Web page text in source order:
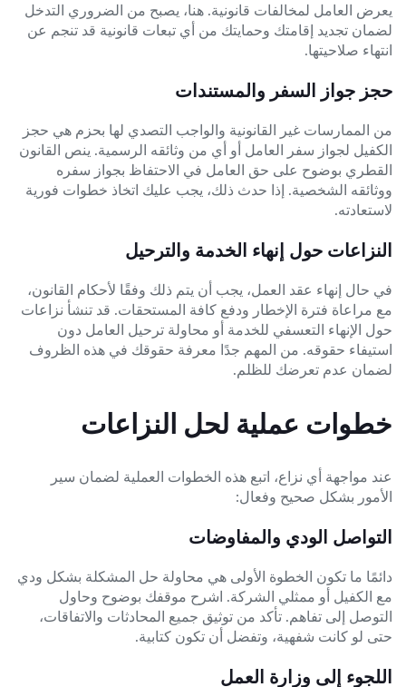
يعرض العامل لمخالفات قانونية. هنا، يصبح من الضروري التدخل
لضمان تجديد إقامتك وحمايتك من أي تبعات قانونية قد تنجم عن
انتهاء صلاحيتها.
حجز جواز السفر والمستندات
من الممارسات غير القانونية والواجب التصدي لها بحزم هي حجز
الكفيل لجواز سفر العامل أو أي من وثائقه الرسمية. ينص القانون
القطري بوضوح على حق العامل في الاحتفاظ بجواز سفره
ووثائقه الشخصية. إذا حدث ذلك، يجب عليك اتخاذ خطوات فورية
لاستعادته.
النزاعات حول إنهاء الخدمة والترحيل
في حال إنهاء عقد العمل، يجب أن يتم ذلك وفقًا لأحكام القانون،
مع مراعاة فترة الإخطار ودفع كافة المستحقات. قد تنشأ نزاعات
حول الإنهاء التعسفي للخدمة أو محاولة ترحيل العامل دون
استيفاء حقوقه. من المهم جدًا معرفة حقوقك في هذه الظروف
لضمان عدم تعرضك للظلم.
خطوات عملية لحل النزاعات
عند مواجهة أي نزاع، اتبع هذه الخطوات العملية لضمان سير
الأمور بشكل صحيح وفعال:
التواصل الودي والمفاوضات
دائمًا ما تكون الخطوة الأولى هي محاولة حل المشكلة بشكل ودي
مع الكفيل أو ممثلي الشركة. اشرح موقفك بوضوح وحاول
التوصل إلى تفاهم. تأكد من توثيق جميع المحادثات والاتفاقات،
حتى لو كانت شفهية، وتفضل أن تكون كتابية.
اللجوء إلى وزارة العمل